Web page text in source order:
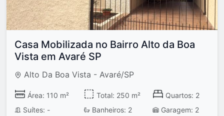
Casa Mobilizada no Bairro Alto da Boa
Vista em Avaré SP
Alto Da Boa Vista - Avaré/SP
Área: 110 m² Total: 250 m²
Quartos: 2
Suítes: -
Banheiros: 2 Garagem: 2